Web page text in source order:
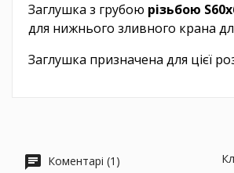
Заглушка з грубою різьбою
для нижнього зливного крана
Заглушка призначена для цієї
Коментарі (1)